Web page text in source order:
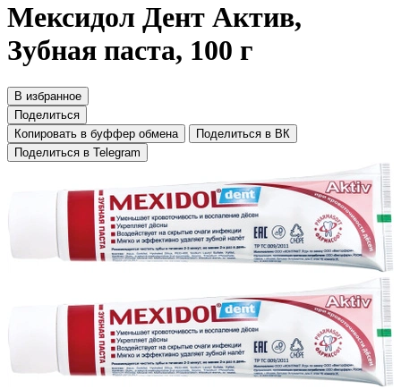
Мексидол Дент Актив,
Зубная паста, 100 г
В избранное
Поделиться
Копировать в буффер обмена
Поделиться в ВК
Поделиться в Telegram